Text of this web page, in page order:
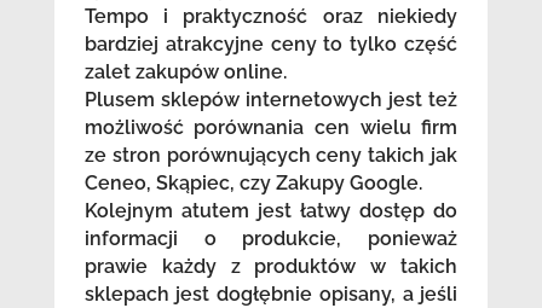
Tempo i praktyczność oraz niekiedy
bardziej atrakcyjne ceny to tylko część
zalet zakupów online.
Plusem sklepów internetowych jest też
możliwość porównania cen wielu firm
ze stron porównujących ceny takich jak
Ceneo, Skąpiec, czy Zakupy Google.
Kolejnym atutem jest łatwy dostęp do
informacji o produkcie, ponieważ
prawie każdy z produktów w takich
sklepach jest dogłębnie opisany, a jeśli